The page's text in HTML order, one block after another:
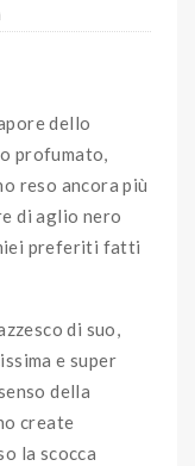
dello
profumato,
reso ancora più
di aglio nero
preferiti fatti
di suo,
e super
della
create
la scocca